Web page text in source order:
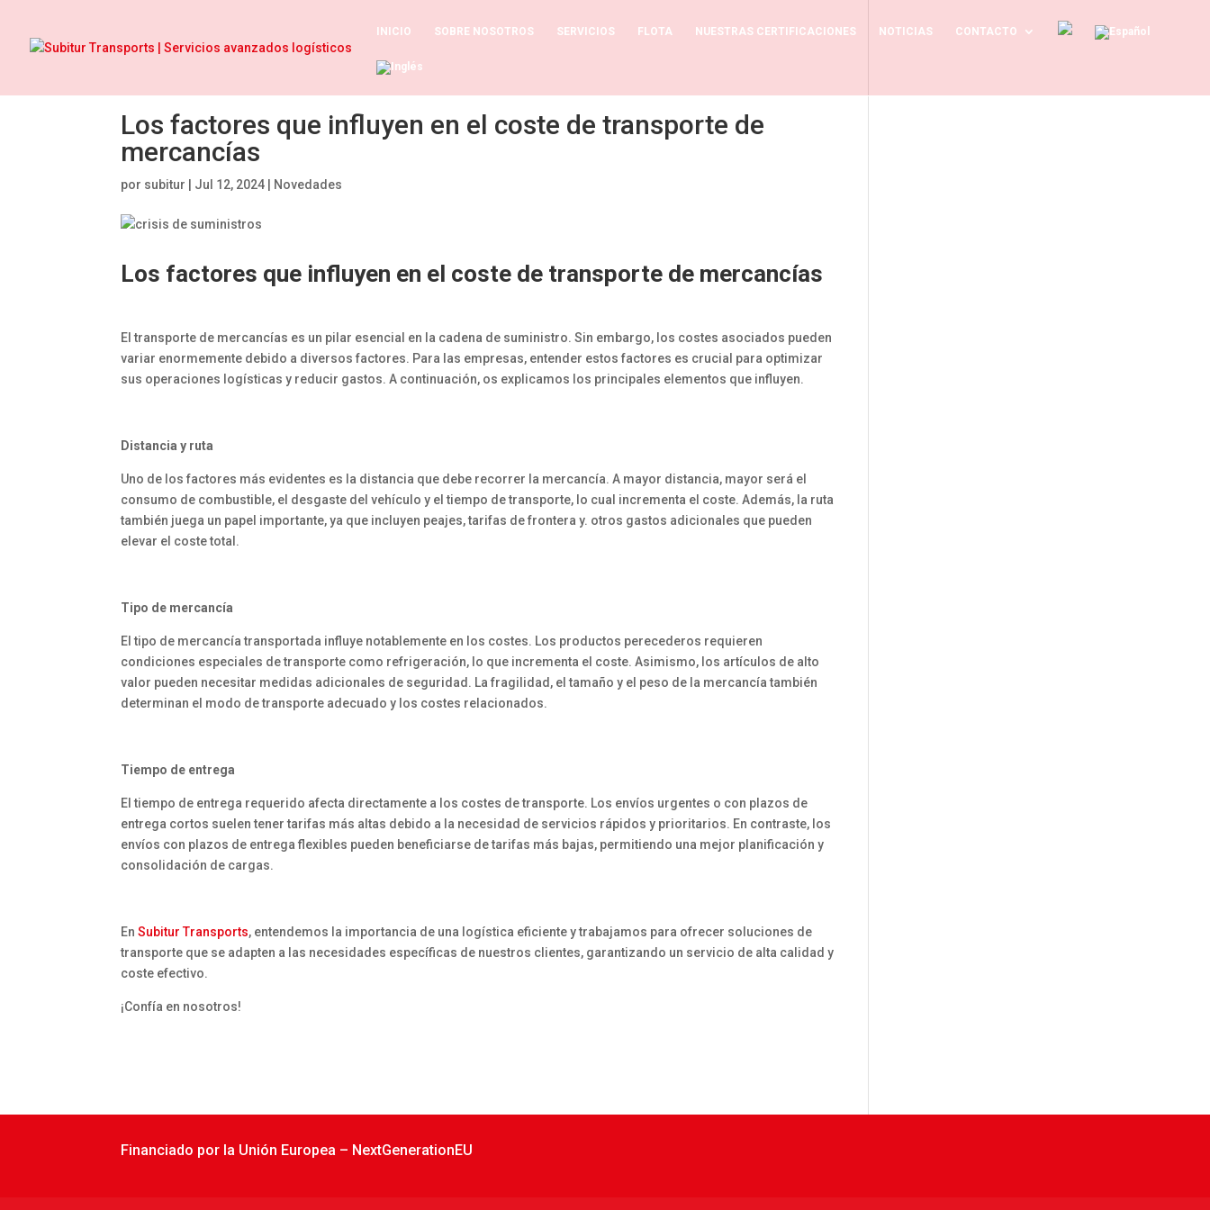
INICIO SOBRE NOSOTROS SERVICIOS FLOTA NUESTRAS CERTIFICACIONES NOTICIAS CONTACTO
Los factores que influyen en el coste de transporte de
mercancías
por subitur Jul 12, 2024 Novedades
Los factores que influyen en el coste de transporte de mercancías
El transporte de mercancías es un pilar esencial en la cadena de suministro. Sin embargo, los costes asociados pueden
variar enormemente debido a diversos factores. Para las empresas, entender estos factores es crucial para optimizar
sus operaciones logísticas y reducir gastos. A continuación, os explicamos los principales elementos que influyen.
Distancia y ruta
Uno de los factores más evidentes es la distancia que debe recorrer la mercancía. A mayor distancia, mayor será el
consumo de combustible, el desgaste del vehículo y el tiempo de transporte, lo cual incrementa el coste. Además, la ruta
también juega un papel importante, ya que incluyen peajes, tarifas de frontera y. otros gastos adicionales que pueden
elevar el coste total.
Tipo de mercancía
El tipo de mercancía transportada influye notablemente en los costes. Los productos perecederos requieren
condiciones especiales de transporte como refrigeración, lo que incrementa el coste. Asimismo, los artículos de alto
valor pueden necesitar medidas adicionales de seguridad. La fragilidad, el tamaño y el peso de la mercancía también
determinan el modo de transporte adecuado y los costes relacionados.
Tiempo de entrega
El tiempo de entrega requerido afecta directamente a los costes de transporte. Los envíos urgentes o con plazos de
entrega cortos suelen tener tarifas más altas debido a la necesidad de servicios rápidos y prioritarios. En contraste, los
envíos con plazos de entrega flexibles pueden beneficiarse de tarifas más bajas, permitiendo una mejor planificación y
consolidación de cargas.
EnSubitur Transports, entendemos la importancia de una logística eficiente y trabajamos para ofrecer soluciones de
transporte que se adapten a las necesidades específicas de nuestros clientes, garantizando un servicio de alta calidad y
coste efectivo.
¡Confía en nosotros!
Financiado por la Unión Europea – NextGenerationEU